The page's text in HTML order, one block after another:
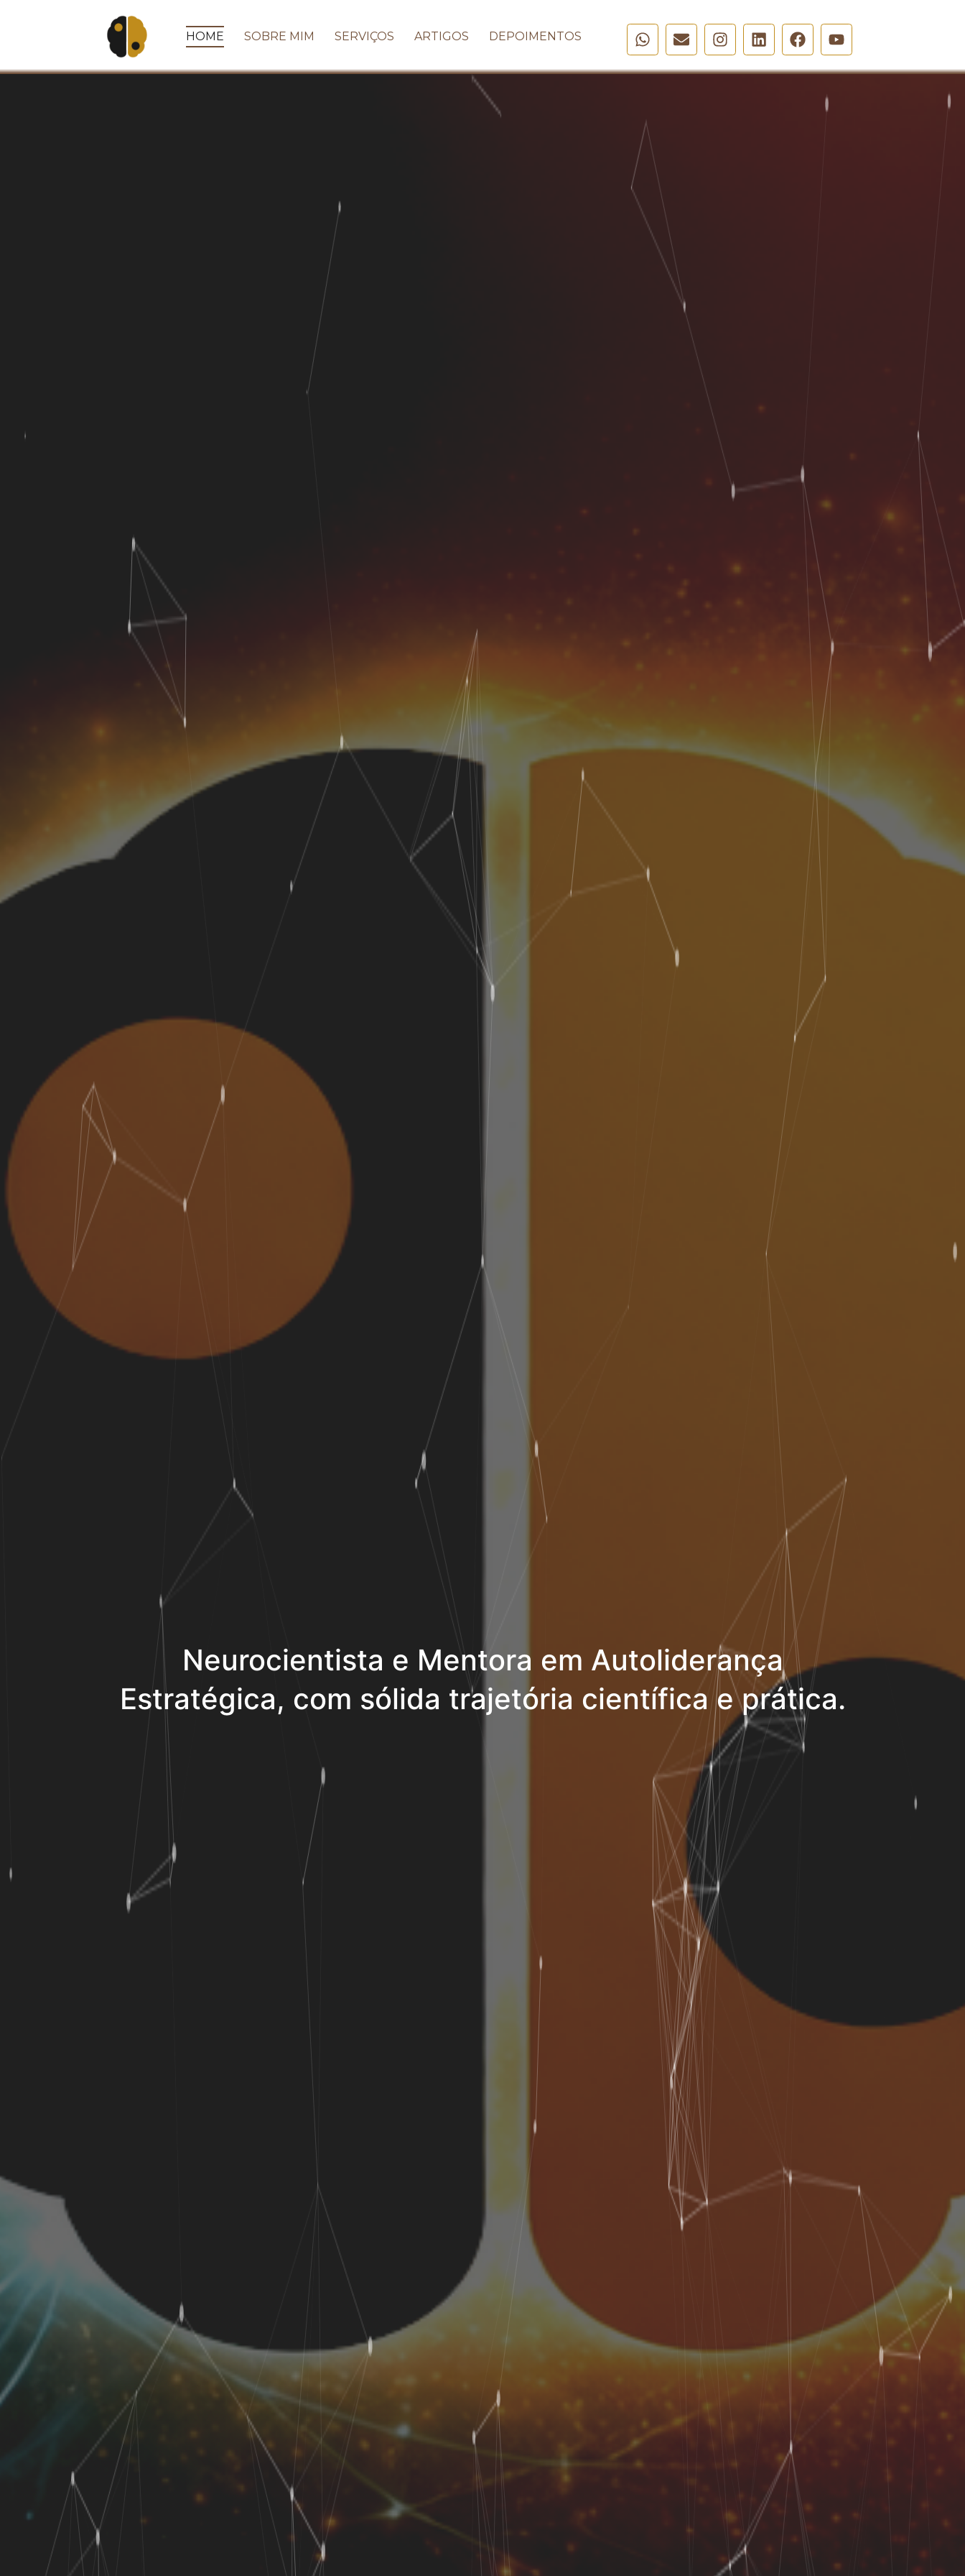
HOME SOBRE MIM SERVIÇOS ARTIGOS DEPOIMENTOS
Neurocientista e Mentora em Autoliderança
Estratégica, com sólida trajetória científica e prática.